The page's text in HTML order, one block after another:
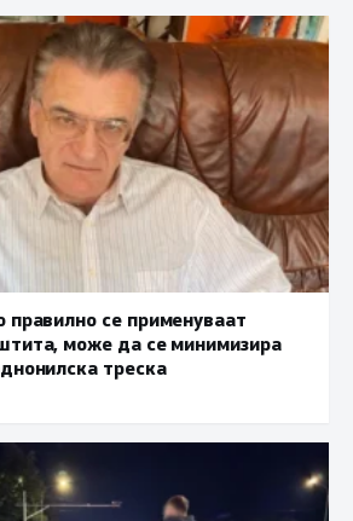
правилно се применуваат
може да се минимизира
треска